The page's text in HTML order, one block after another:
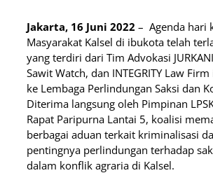
Jakarta, 16 Juni 2022 – Agenda hari
Masyarakat Kalsel di ibukota telah
yang terdiri dari Tim Advokasi
Sawit Watch, dan INTEGRITY Law
ke Lembaga Perlindungan Saksi dan
Diterima langsung oleh Pimpinan
Rapat Paripurna Lantai 5, koalisi
berbagai aduan terkait kriminalisasi
pentingnya perlindungan terhadap
dalam konflik agraria di Kalsel.